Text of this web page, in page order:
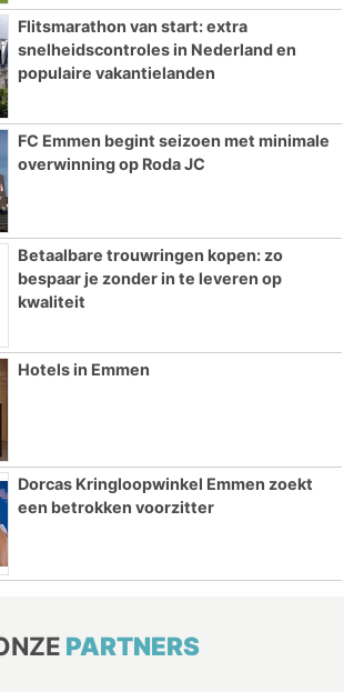
Flitsmarathon van start: extra
snelheidscontroles in Nederland en
populaire vakantielanden
FC Emmen begint seizoen met minimale
overwinning op Roda JC
Betaalbare trouwringen kopen: zo
bespaar je zonder in te leveren op
kwaliteit
Hotels in Emmen
Dorcas Kringloopwinkel Emmen zoekt
een betrokken voorzitter
PARTNERS